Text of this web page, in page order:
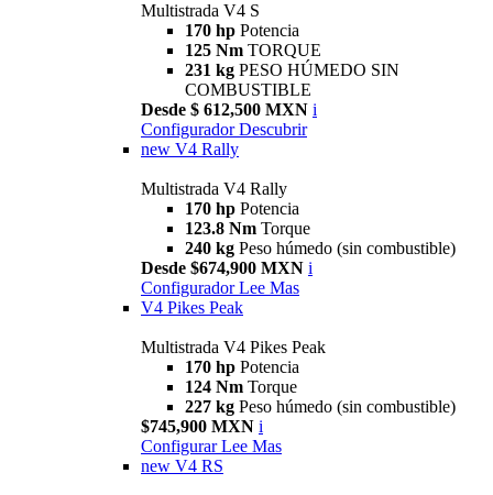
Multistrada V4 S
170 hp Potencia
125 Nm TORQUE
231 kg PESO HÚMEDO SIN
COMBUSTIBLE
Desde $ 612,500 MXN i
Configurador Descubrir
new V4 Rally
Multistrada V4 Rally
170 hp Potencia
123.8 Nm Torque
240 kg Peso húmedo (sin combustible)
Desde $674,900 MXN i
Configurador Lee Mas
V4 Pikes Peak
Multistrada V4 Pikes Peak
170 hp Potencia
124 Nm Torque
227 kg Peso húmedo (sin combustible)
$745,900 MXN i
Configurar Lee Mas
new V4 RS